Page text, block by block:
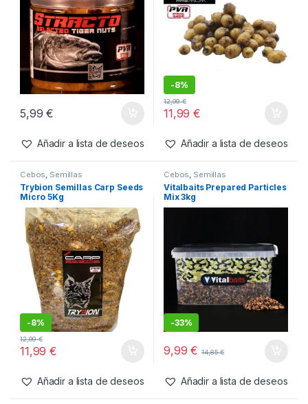
5,99€
Añadir a lista de deseos
-8%
11,99€
12,99€
Añadir a lista de deseos
Cebos, Semillas
Trybion Semillas Carp Seeds
Micro 5Kg
-8%
11,99€
12,99€
Añadir a lista de deseos
Cebos, Semillas
Vitalbaits Prepared Particles
Mix 3kg
-33%
9,99€ 14,85€
Añadir a lista de deseos